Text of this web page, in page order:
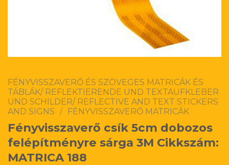
FÉNYVISSZAVERŐ ÉS SZÖVEGES MATRICÁK ÉS
TÁBLÁK/ REFLEKTIERENDE UND TEXTAUFKLEBER
UND SCHILDER/ REFLECTIVE AND TEXT STICKERS
AND SIGNS / FÉNYVISSZAVERŐ MATRICÁK
Fényvisszaverő csík 5cm dobozos
felépítményre sárga 3M Cikkszám:
MATRICA 188